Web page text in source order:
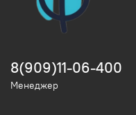
8(909)11-06-400
Менеджер